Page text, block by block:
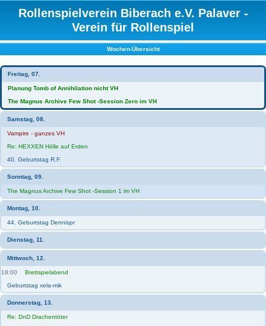
Rollenspielverein Biberach e.V. Palaver -
Verein für Rollenspiel
Wochen-Übersicht
Freitag, 07.
Planung Tomb of Annihilation nicht VH
The Magnus Archive Few Shot -Session Zero im VH
Samstag, 08.
Vampire - ganzes VH
Re: HEXXEN Hölle auf Erden
40. Geburtstag R.F.
Sonntag, 09.
The Magnus Archive Few Shot -Session 1 im VH
Montag, 10.
44. Geburtstag Dennispr
Dienstag, 11.
Mittwoch, 12.
18:00
Brettspielabend
Geburtstag xela-mik
Donnerstag, 13.
Re: DnD Drachentöter